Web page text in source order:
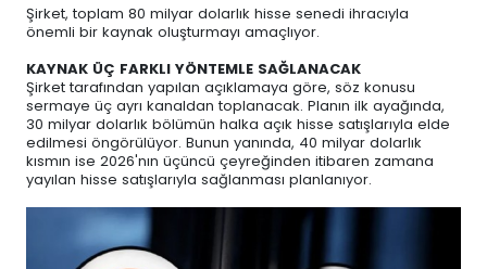
Şirket, toplam 80 milyar dolarlık hisse senedi ihracıyla
önemli bir kaynak oluşturmayı amaçlıyor.
KAYNAK ÜÇ FARKLI YÖNTEMLE SAĞLANACAK
Şirket tarafından yapılan açıklamaya göre, söz konusu
sermaye üç ayrı kanaldan toplanacak. Planın ilk ayağında,
30 milyar dolarlık bölümün halka açık hisse satışlarıyla elde
edilmesi öngörülüyor. Bunun yanında, 40 milyar dolarlık
kısmın ise 2026'nın üçüncü çeyreğinden itibaren zamana
yayılan hisse satışlarıyla sağlanması planlanıyor.